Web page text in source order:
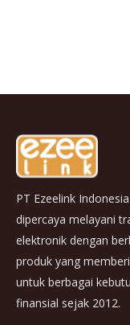
PT Ezeelink Indonesia
dipercaya melayani
elektronik dengan
produk yang
untuk berbagai
finansial sejak 2012.